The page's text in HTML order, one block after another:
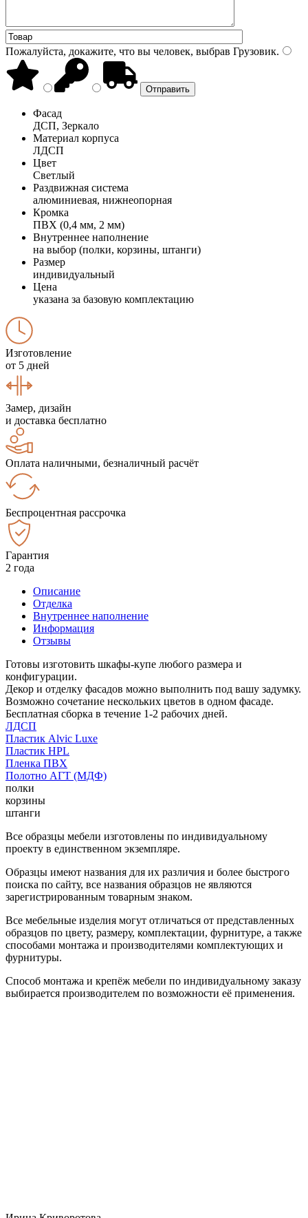
Пожалуйста, докажите, что вы человек, выбрав Грузовик.
Фасад
ДСП, Зеркало
Материал корпуса
ЛДСП
Цвет
Светлый
Раздвижная система
алюминиевая, нижнеопорная
Кромка
ПВХ (0,4 мм, 2 мм)
Внутреннее наполнение
на выбор (полки, корзины, штанги)
Размер
индивидуальный
Цена
указана за базовую комплектацию
Изготовление
от 5 дней
Замер, дизайн
и доставка бесплатно
Оплата наличными, безналичный расчёт
Беспроцентная рассрочка
Гарантия
2 года
Описание
Отделка
Внутреннее наполнение
Информация
Отзывы
Готовы изготовить шкафы-купе любого размера и
конфигурации.
Декор и отделку фасадов можно выполнить под вашу задумку.
Возможно сочетание нескольких цветов в одном фасаде.
Бесплатная сборка в течение 1-2 рабочих дней.
ЛДСП
Пластик Alvic Luxe
Пластик HPL
Пленка ПВХ
Полотно АГТ (МДФ)
полки
корзины
штанги
Все образцы мебели изготовлены по индивидуальному
проекту в единственном экземпляре.
Образцы имеют названия для их различия и более быстрого
поиска по сайту, все названия образцов не являются
зарегистрированным товарным знаком.
Все мебельные изделия могут отличаться от представленных
образцов по цвету, размеру, комплектации, фурнитуре, а также
способами монтажа и производителями комплектующих и
фурнитуры.
Способ монтажа и крепёж мебели по индивидуальному заказу
выбирается производителем по возможности её применения.